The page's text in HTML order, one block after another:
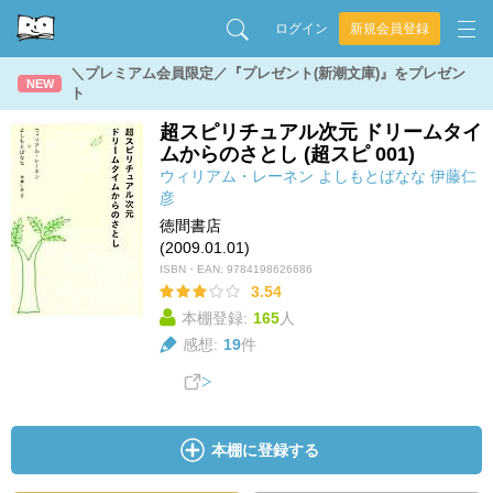
ログイン 新規会員登録
NEW
＼プレミアム会員限定／『プレゼント(新潮文庫)』をプレゼン
ト
超スピリチュアル次元 ドリームタイ
ムからのさとし (超スピ 001)
ウィリアム・レーネン よしもとばなな 伊藤仁
彦
徳間書店
(2009.01.01)
ISBN・EAN: 9784198626686
3.54
本棚登録: 165人
感想: 19件
本棚に登録する